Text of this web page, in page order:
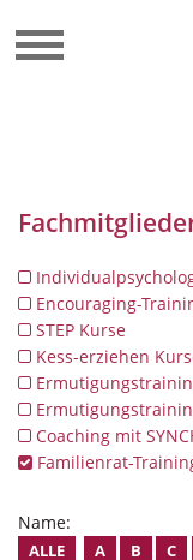
Encouraging-
STEP Kurse
Kess-erziehen
Coaching mit
Familienrat-
Name:
ALLE A B C